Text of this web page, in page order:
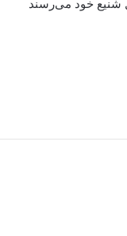
شنیع خود می‌رسند